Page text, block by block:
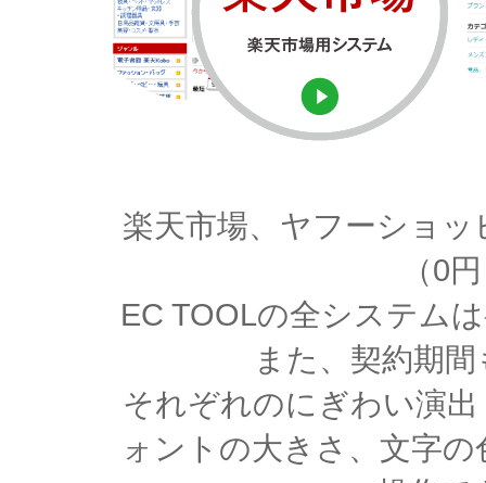
楽天市場、ヤフーショ
（0
EC TOOLの全システム
また、契約期
それぞれのにぎわい演
ォントの大きさ、文字